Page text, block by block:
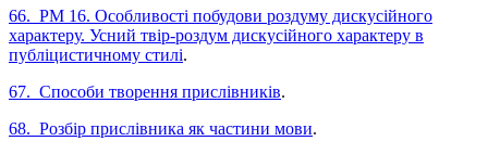
66. РМ 16. Особливості побудови роздуму дискусійного
характеру. Усний твір-роздум дискусійного характеру в
публіцистичному стилі.
67. Способи творення прислівників.
68. Розбір прислівника як частини мови.